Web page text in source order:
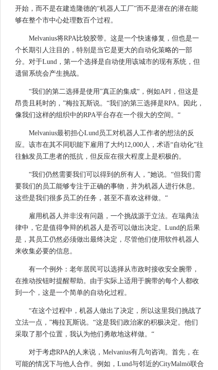
开始，而不是在建造隆德的“机器人工厂”而不是潜在的潜在能
够在整个市中心处理数百个过程。
Melvanius将RPA比较胶带。这是一个快速修复，但也是一
个长期引人注目的，特别是当它是更大的自动化策略的一部
分。对于Lund，第一个选择是自动使用该城市的现有系统，但
遗留系统会产生挑战。
“我们的第二选择是使用”真正的集成“，例如API，但这是
昂贵且耗时的，”梅拉瓦斯说。“我们的第三选择是RPA。因此，
像我们这样的组织中的RPA平台存在一个很大的空间。“
Melvanius最初担心Lund员工对机器人工作者的想法的反
应。该市在其不同职能下雇用了大约12,000人，术语“自动化”往
往触发员工患者的抵抗，但反应在很大程度上是积极的。
“我们仍然需要我们可以得到的所有人，”她说。“但我们需
要我们的员工能够专注于正确的事物，并为机器人进行休息。
这些是我们很多员工的任务，甚至不喜欢这样做。“
雇用机器人并非没有问题，一个挑战源于立法。在瑞典法
律中，它是值得争辩的机器人是否可以做出决定。Lund的后果
是，其员工仍然必须做出最终决定，尽管他们使用软件机器人
来收集必要的信息。
有一个例外：老年居民可以选择从市政时接收安全腕带，
在推动按钮时提醒帮助。由于实际上适用于腕带的每个人都收
到一个，这是一个简单的自动化过程。
“在这个过程中，机器人做出了决定，所以这里我们挑战了
立法一点，”梅拉瓦斯说。“这是我们政治家的积极决定。他们
采取了那个位置，我认为他们勇敢地这样做。“
对于考虑RPA的人来说，Melvanius有几句咨询。首先，在
可能的情况下与他人合作。例如，Lund与邻近的CityMalmö联合